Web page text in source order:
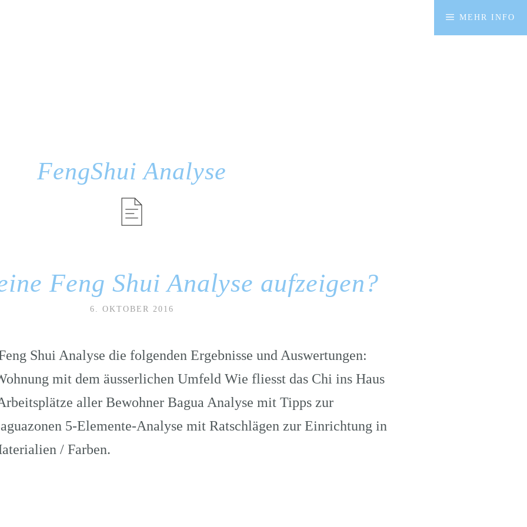
MEHR INFO
FengShui Analyse
Feng Shui Analyse aufzeigen?
6. OKTOBER 2016
Shui Analyse die folgenden Ergebnisse und Auswertungen:
mit dem äusserlichen Umfeld Wie fliesst das Chi ins Haus
aller Bewohner Bagua Analyse mit Tipps zur
5-Elemente-Analyse mit Ratschlägen zur Einrichtung in
/ Farben.